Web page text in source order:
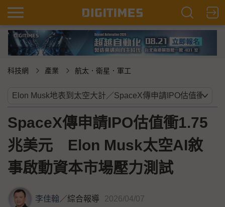
科技網 產業 航太．衛星．軍工
SpaceX傳申請IPO估值衝1.75
兆美元 Elon Musk太空AI敘
事啟動資本市場壓力測試
李佳翰／綜合報導 2026/04/07